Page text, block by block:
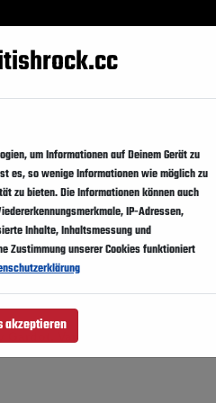
Van
um Informationen auf Deinem Gerät zu
es, so wenige Informationen wie möglich zu
zu bieten. Die Informationen können auch
IP-Adressen,
Inhalte, Inhaltsmessung und
Zustimmung unserer Cookies funktioniert
akzeptieren